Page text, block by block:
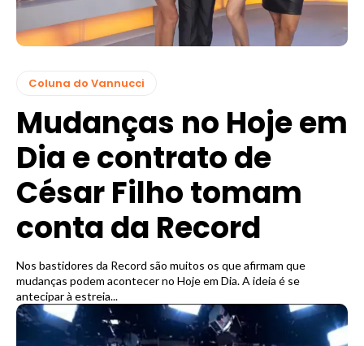
Coluna do Vannucci
Mudanças no Hoje em
Dia e contrato de
César Filho tomam
conta da Record
Nos bastidores da Record são muitos os que afirmam que
mudanças podem acontecer no Hoje em Dia. A ideia é se
antecipar à estreia...